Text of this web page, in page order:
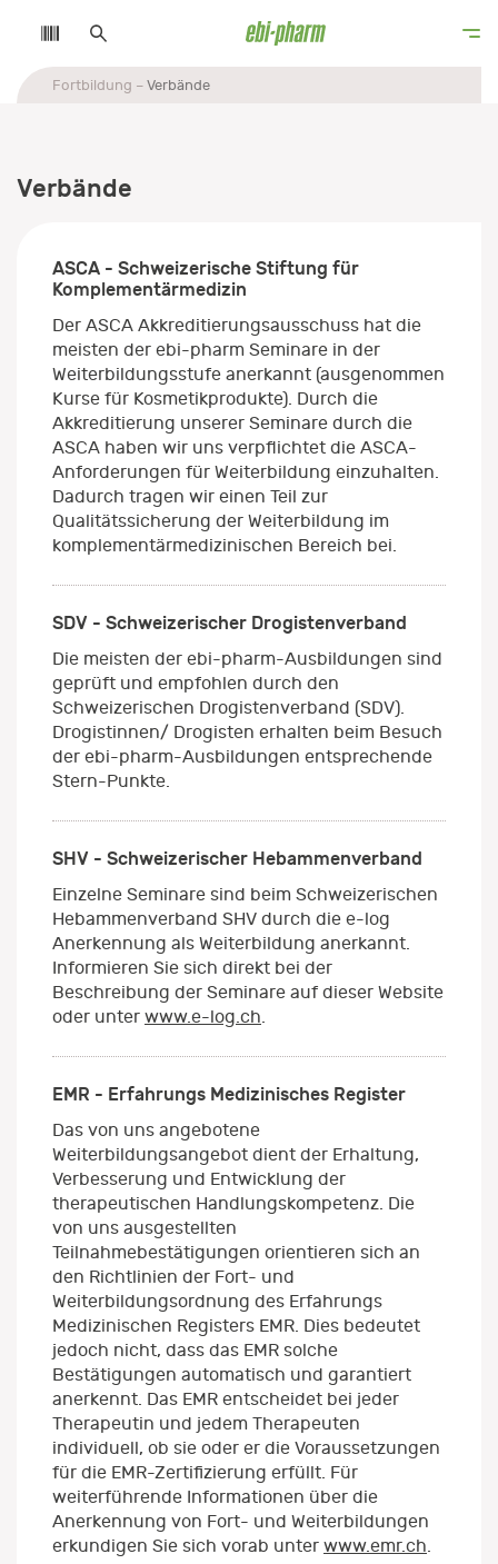
Fortbildung Verbände
Verbände
ASCA - Schweizerische Stiftung für
Komplementärmedizin
Der ASCA Akkreditierungsausschuss hat die
meisten der ebi-pharm Seminare in der
Weiterbildungsstufe anerkannt (ausgenommen
Kurse für Kosmetikprodukte). Durch die
Akkreditierung unserer Seminare durch die
ASCA haben wir uns verpflichtet die ASCA-
Anforderungen für Weiterbildung einzuhalten.
Dadurch tragen wir einen Teil zur
Qualitätssicherung der Weiterbildung im
komplementärmedizinischen Bereich bei.
SDV - Schweizerischer Drogistenverband
Die meisten der ebi-pharm-Ausbildungen sind
geprüft und empfohlen durch den
Schweizerischen Drogistenverband (SDV).
Drogistinnen/ Drogisten erhalten beim Besuch
der ebi-pharm-Ausbildungen entsprechende
Stern-Punkte.
SHV - Schweizerischer Hebammenverband
Einzelne Seminare sind beim Schweizerischen
Hebammenverband SHV durch die e-log
Anerkennung als Weiterbildung anerkannt.
Informieren Sie sich direkt bei der
Beschreibung der Seminare auf dieser Website
oder unter www.e-log.ch
EMR - Erfahrungs Medizinisches Register
Das von uns angebotene
Weiterbildungsangebot dient der Erhaltung,
Verbesserung und Entwicklung der
therapeutischen Handlungskompetenz. Die
von uns ausgestellten
Teilnahmebestätigungen orientieren sich an
den Richtlinien der Fort- und
Weiterbildungsordnung des Erfahrungs
Medizinischen Registers EMR. Dies bedeutet
jedoch nicht, dass das EMR solche
Bestätigungen automatisch und garantiert
anerkennt. Das EMR entscheidet bei jeder
Therapeutin und jedem Therapeuten
individuell, ob sie oder er die Voraussetzungen
für die EMR-Zertifizierung erfüllt. Für
weiterführende Informationen über die
Anerkennung von Fort- und Weiterbildungen
erkundigen Sie sich vorab unter www.emr.ch